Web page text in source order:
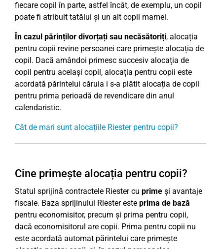
fiecare copil în parte, astfel încât, de exemplu, un copil
poate fi atribuit tatălui și un alt copil mamei.
În cazul părinților divorțați sau necăsătoriți, alocația
pentru copii revine persoanei care primește alocația de
copil. Dacă amândoi primesc succesiv alocația de
copil pentru același copil, alocația pentru copii este
acordată părintelui căruia i s-a plătit alocația de copil
pentru prima perioadă de revendicare din anul
calendaristic.
Cât de mari sunt alocațiile Riester pentru copii?
Cine primește alocația pentru copii?
Statul sprijină contractele Riester cu prime și avantaje
fiscale. Baza sprijinului Riester este prima de bază
pentru economisitor, precum și prima pentru copii,
dacă economisitorul are copii. Prima pentru copii nu
este acordată automat părintelui care primește